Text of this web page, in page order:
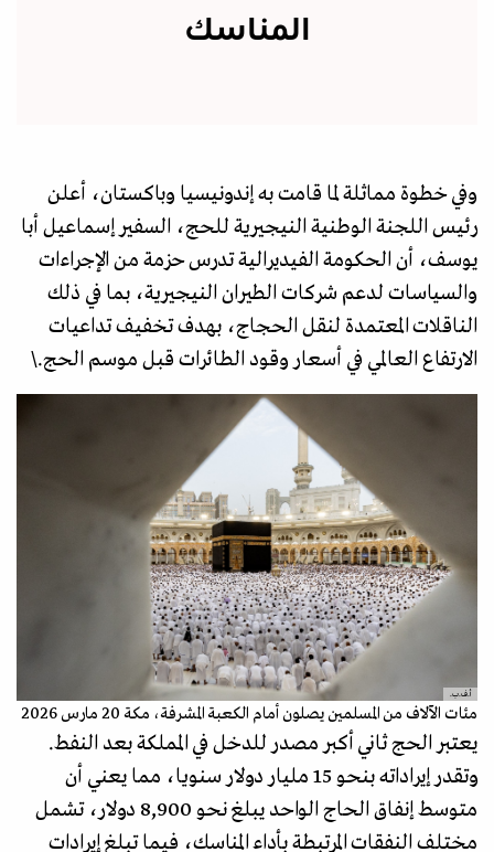
المناسك
وفي خطوة مماثلة لما قامت به إندونيسيا وباكستان، أعلن
رئيس اللجنة الوطنية النيجيرية للحج، السفير إسماعيل أبا
يوسف، أن الحكومة الفيديرالية تدرس حزمة من الإجراءات
والسياسات لدعم شركات الطيران النيجيرية، بما في ذلك
الناقلات المعتمدة لنقل الحجاج، بهدف تخفيف تداعيات
الارتفاع العالمي في أسعار وقود الطائرات قبل موسم الحج.\
أ.ف.ب.
مئات الآلاف من المسلمين يصلون أمام الكعبة المشرفة، مكة 20 مارس 2026
يعتبر الحج ثاني أكبر مصدر للدخل في المملكة بعد النفط.
وتقدر إيراداته بنحو 15 مليار دولار سنويا، مما يعني أن
متوسط إنفاق الحاج الواحد يبلغ نحو 8,900 دولار، تشمل
مختلف النفقات المرتبطة بأداء المناسك، فيما تبلغ إيرادات